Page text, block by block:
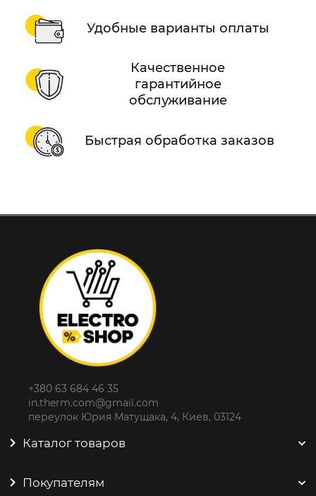
Удобные варианты оплаты
Качественное
гарантийное
обслуживание
Быстрая обработка заказов
+380 63 684 46 35
in.therm.com@gmail.com
переулок Юрия Матущака, 4, Киев, 03124
Каталог товаров
Покупателям